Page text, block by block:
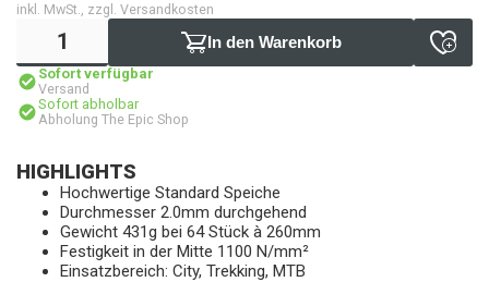
inkl. MwSt., zzgl. Versandkosten
In den Warenkorb
Sofort verfügbar
Versand
Sofort abholbar
Abholung The Epic Shop
HIGHLIGHTS
Hochwertige Standard Speiche
Durchmesser 2.0mm durchgehend
Gewicht 431g bei 64 Stück à 260mm
Festigkeit in der Mitte 1100 N/mm²
Einsatzbereich: City, Trekking, MTB